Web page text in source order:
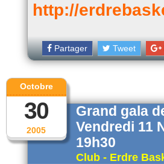
http://
Partager Tweet
2005
Octobre
30
Grand gala
Vendredi 11
19h30
Club - Erdre